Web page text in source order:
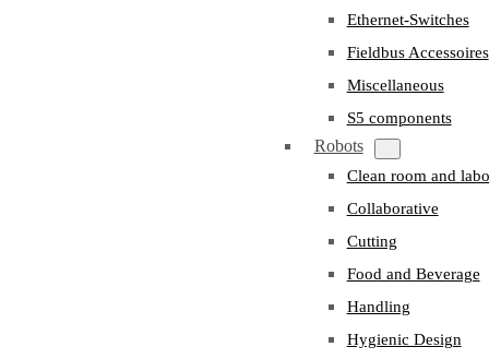
Ethernet-Switches
Fieldbus Accessoires
Miscellaneous
S5 components
Robots
Clean room and
Collaborative
Cutting
Food and Beverage
Handling
Hygienic Design